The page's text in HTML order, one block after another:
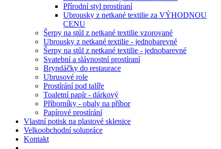
Přírodní styl prostíraní
Ubrousky z netkané textilie za VÝHODNOU
CENU
Šerpy na stůl z netkané textilie vzorované
Ubrousky z netkané textilie - jednobarevné
Šerpy na stůl z netkané textilie - jednobarevné
Svatební a slávnostní prostíraní
Bryndáčky do restaurace
Ubrusové role
Prostírání pod talíře
Toaletní papír - dárkový
Příborníky - obaly na příbor
Papírové prostírání
Vlastní potisk na plastové sklenice
Velkoobchodní solupráce
Kontakt